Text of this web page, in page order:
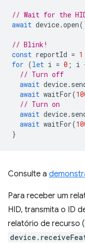
// Wait for the
await device.open
// Blink!
const reportId = 1
for (let i = 0 ; i
// Turn off
await device.
await waitFor(
// Turn on
await device.
await waitFor(
}
Consulte a
Para receber um
HID, transmita o ID
relatório de recurso (